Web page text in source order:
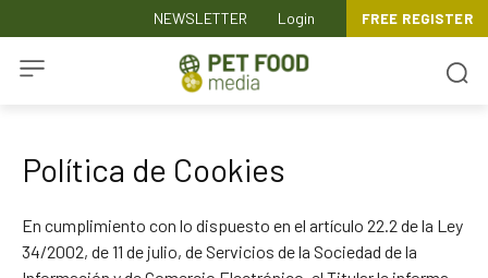
NEWSLETTER Login FREE REGISTER
Política de Cookies
En cumplimiento con lo dispuesto en el artículo 22.2 de la Ley
34/2002, de 11 de julio, de Servicios de la Sociedad de la